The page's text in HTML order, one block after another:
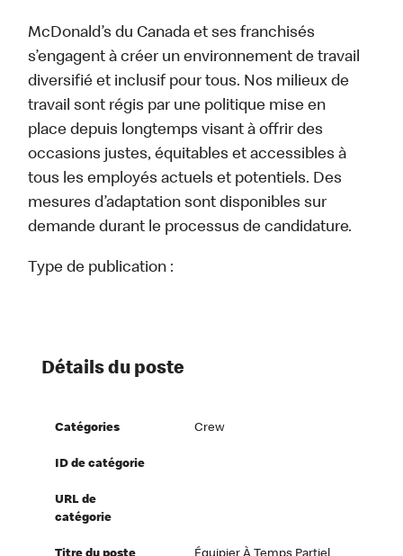
McDonald’s du Canada et ses franchisés
s’engagent à créer un environnement de travail
diversifié et inclusif pour tous. Nos milieux de
travail sont régis par une politique mise en
place depuis longtemps visant à offrir des
occasions justes, équitables et accessibles à
tous les employés actuels et potentiels. Des
mesures d’adaptation sont disponibles sur
demande durant le processus de candidature.
Type de publication :
Détails du poste
Catégories Crew
ID de catégorie
URL de
catégorie